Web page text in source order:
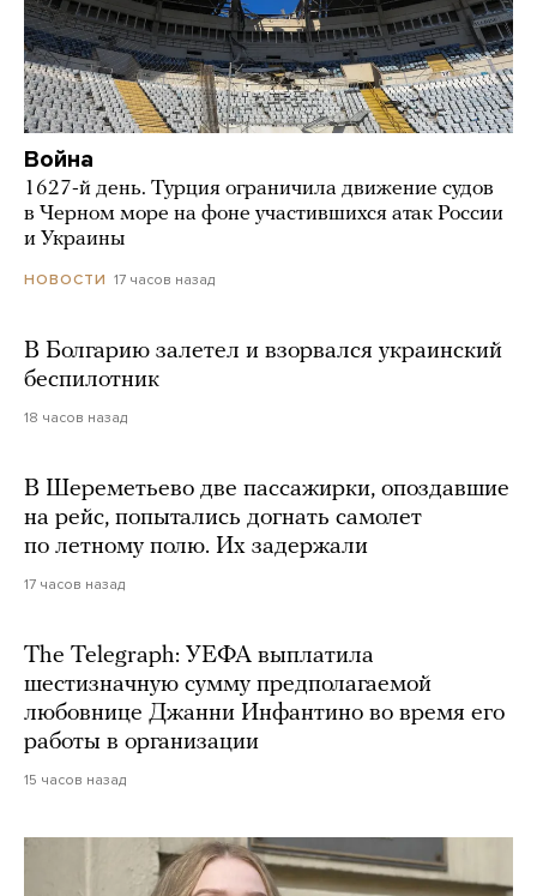
Война
1627-й день. Турция ограничила движение судов
в Черном море на фоне участившихся атак России
и Украины
НОВОСТИ 17 часов назад
В Болгарию залетел и взорвался украинский
беспилотник
18 часов назад
В Шереметьево две пассажирки, опоздавшие
на рейс, попытались догнать самолет
по летному полю. Их задержали
17 часов назад
The Telegraph: УЕФА выплатила
шестизначную сумму предполагаемой
любовнице Джанни Инфантино во время его
работы в организации
15 часов назад